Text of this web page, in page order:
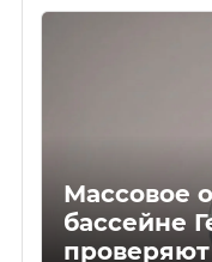
Массовое
бассейне